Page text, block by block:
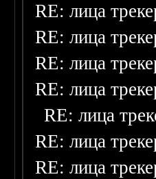
RE: лица
RE: лица
RE: лица
RE: лица
RE: лица
RE: лица
RE: лица